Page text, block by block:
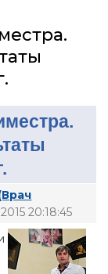
20:18:45